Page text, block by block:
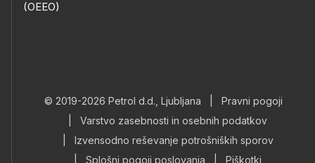
(OEEO)
© 2019-2026 Petrol d.d., Ljubljana
Pravni pogoji
Varstvo zasebnosti in osebnih podatkov
Izvensodno reševanje potrošniških sporov
Splošni pogoji poslovanja Piškotki